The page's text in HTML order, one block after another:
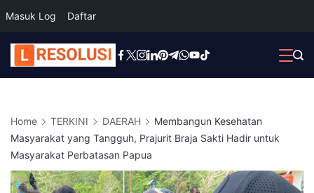
Masuk Log Daftar
Skip
to
Home TERKINI DAERAH
Membangun Kesehatan
Masyarakat yang Tangguh, Prajurit Braja Sakti Hadir untuk
Masyarakat Perbatasan Papua